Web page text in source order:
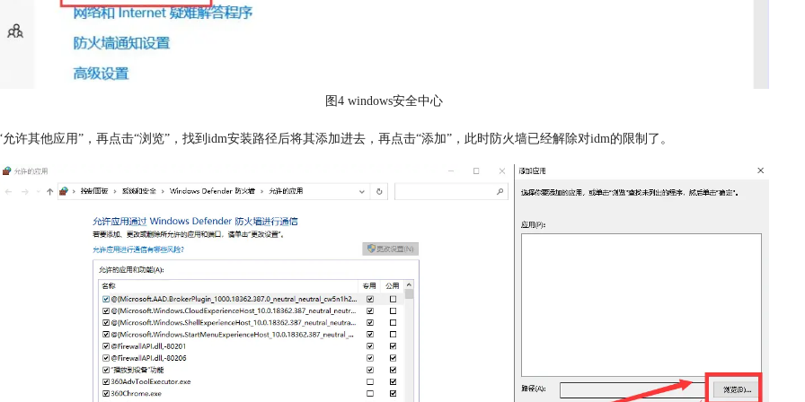
图4 windows安全中心
允许其他应用”，再点击“浏览”，找到idm安装路径后将其添加进去，再点击“添加”，此时防火墙已经解除对idm的限制了。